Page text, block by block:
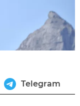
Telegram